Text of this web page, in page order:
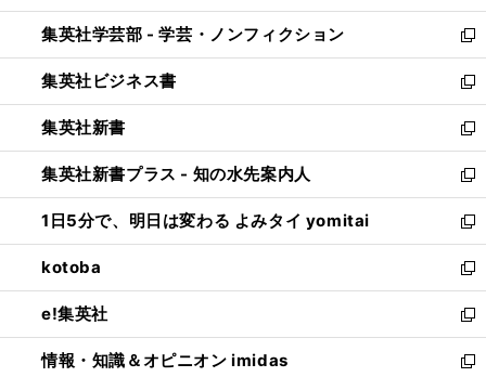
開
く
ウ
で
開
く
ン
ド
ウ
で
開
く
ウ
ィ
ン
ド
ウ
で
開
く
集英社学芸部 - 学芸・ノンフィクション
新
し
い
ウ
ィ
ン
ド
ウ
で
開
く
集英社ビジネス書
新
し
い
ウ
ィ
ン
ド
ウ
で
開
く
集英社新書
新
し
い
ウ
ィ
ン
ド
ウ
で
開
く
集英社新書プラス - 知の水先案内人
新
し
い
ウ
ィ
ン
ド
ウ
で
1日5分で、明日は変わる よみタイ yomitai
新
し
い
ウ
ィ
ン
ド
kotoba
新
し
い
ウ
ィ
e!集英社
新
し
い
情報・知識＆オピニオン imidas
新